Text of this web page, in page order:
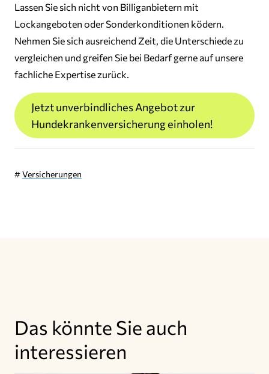
Lassen Sie sich nicht von Billiganbietern mit
Lockangeboten oder Sonderkonditionen ködern.
Nehmen Sie sich ausreichend Zeit, die Unterschiede zu
vergleichen und greifen Sie bei Bedarf gerne auf unsere
fachliche Expertise zurück.
Jetzt unverbindliches Angebot zur
Hundekrankenversicherung einholen!
#Versicherungen
Das könnte Sie auch
interessieren